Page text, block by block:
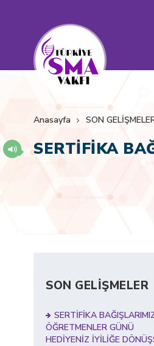
Anasayfa SON
SERTİFİKA
SON GELİŞMELER
SERTİFİKA
ÖĞRETMENLER GÜNÜ
HEDİYENİZ İYİLİĞE